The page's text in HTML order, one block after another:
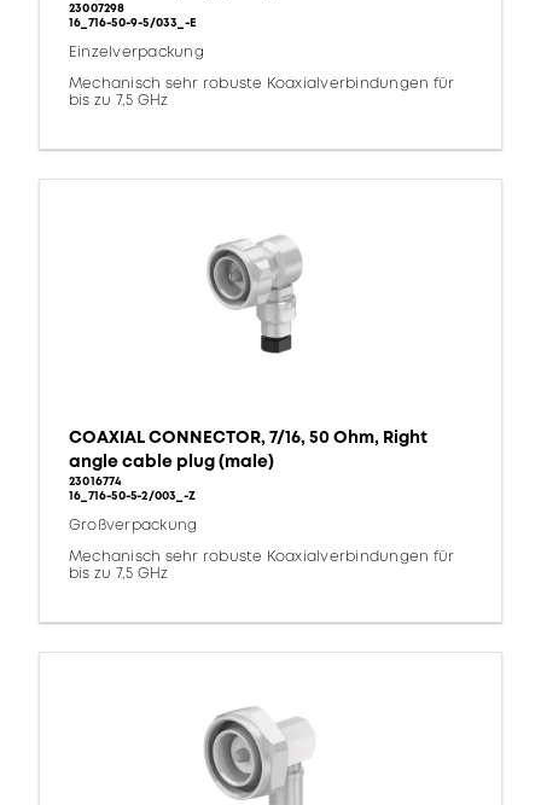
23007298
16_716-50-9-5/033_-E
Einzelverpackung
Mechanisch sehr robuste Koaxialverbindungen für
bis zu 7,5 GHz
COAXIAL CONNECTOR, 7/16, 50 Ohm, Right
angle cable plug (male)
23016774
16_716-50-5-2/003_-Z
Großverpackung
Mechanisch sehr robuste Koaxialverbindungen für
bis zu 7,5 GHz